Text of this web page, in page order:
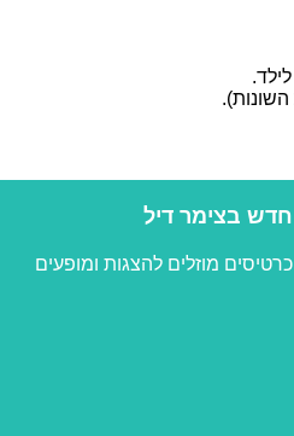
חדש בצימר דיל
כרטיסים מוזלים להצגות ומופעים